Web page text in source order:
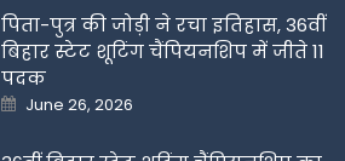
पिता-पुत्र की जोड़ी ने रचा इतिहास, 36वीं
बिहार स्टेट शूटिंग चैंपियनशिप में जीते 11
पदक
Posted
on
June 26, 2026